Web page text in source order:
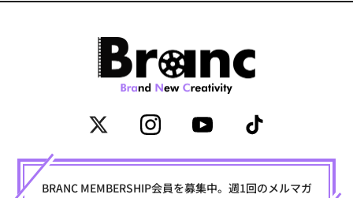
BRANC MEMBERSHIP会員を募集中。週1回のメルマガ